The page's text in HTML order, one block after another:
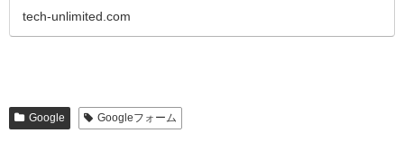
tech-unlimited.com
Google Googleフォーム